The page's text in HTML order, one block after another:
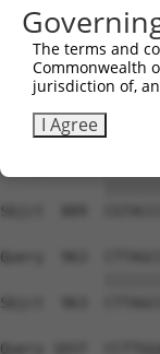
The terms and
Commonwealth
jurisdiction of,
I Agree